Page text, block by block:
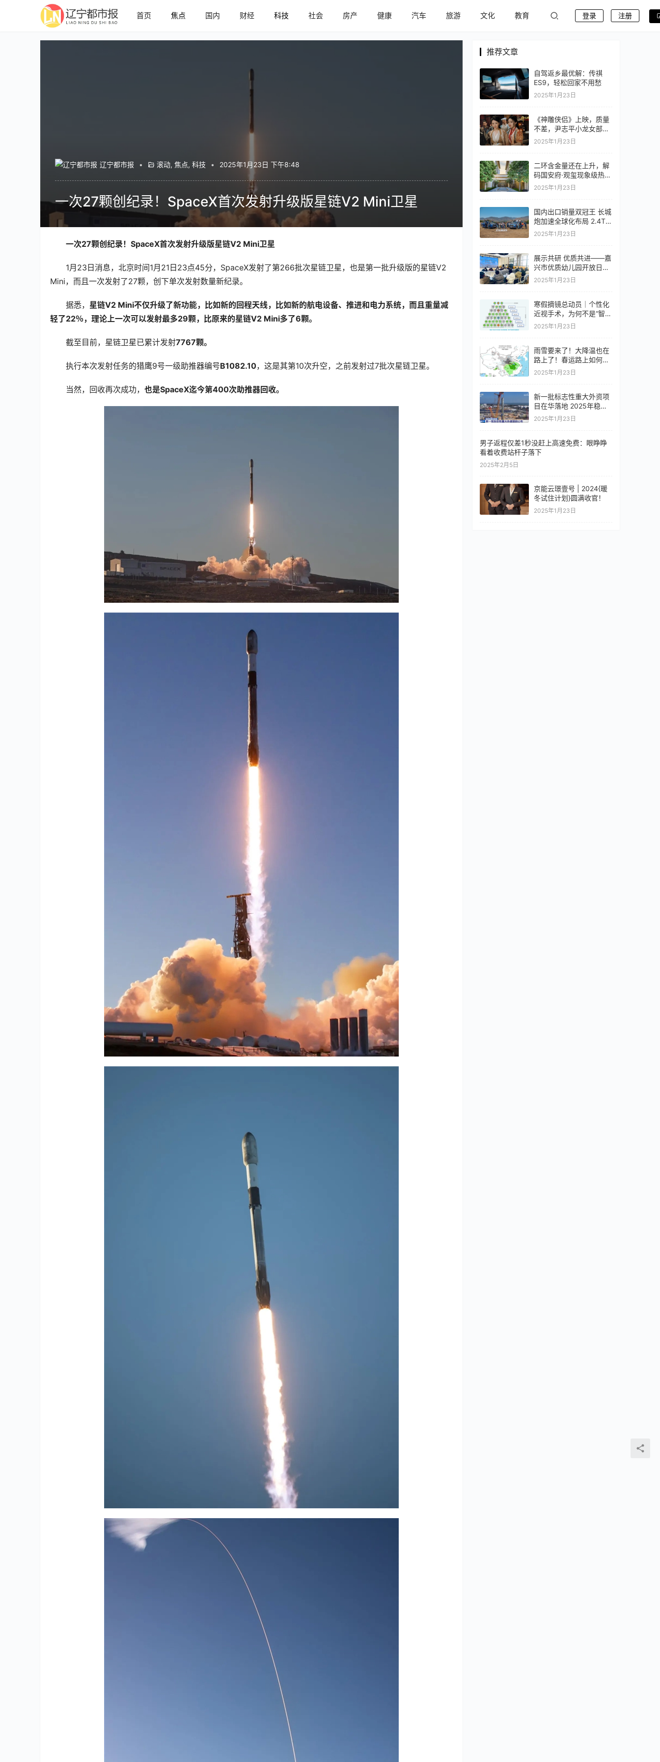
首页 焦点 国内 财经 科技 社会 房产 健康 汽车 旅游 文化 教育 登录 注册
辽宁都市报 • 滚动, 焦点, 科技 • 2025年1月23日 下午8:48
一次27颗创纪录！SpaceX首次发射升级版星链V2 Mini卫星
一次27颗创纪录！SpaceX首次发射升级版星链V2 Mini卫星
1月23日消息，北京时间1月21日23点45分，SpaceX发射了第266批次星链卫星，也是第一批升级版的星链V2
Mini，而且一次发射了27颗，创下单次发射数量新纪录。
据悉， 星链V2 Mini不仅升级了新功能，比如新的回程天线，比如新的航电设备、推进和电力系统，而且重量减
轻了22％，理论上一次可以发射最多29颗，比原来的星链V2 Mini多了6颗。
截至目前，星链卫星已累计发射7767颗。
执行本次发射任务的猎鹰9号一级助推器编号B1082.10，这是其第10次升空，之前发射过7批次星链卫星。
当然，回收再次成功， 也是SpaceX迄今第400次助推器回收。
推荐文章
自驾返乡最优解：传祺
ES9，轻松回家不用愁
2025年1月23日
《神雕侠侣》上映，质量
不差，尹志平小龙女部
分，拍摄干净，不脏
2025年1月23日
二环含金量还在上升，解
码国安府·观玺现象级热销
逻辑
2025年1月23日
国内出口销量双冠王 长城
炮加速全球化布局 2.4T乘
用炮于智利燃擎上市
2025年1月23日
展示共研 优质共进——嘉
兴市优质幼儿园开放日活
动举办
2025年1月23日
寒假摘镜总动员｜个性化
近视手术，为何不是“智商
税”？
2025年1月23日
雨雪要来了！大降温也在
路上了！春运路上如何防
范雨雪天气？
2025年1月23日
新一批标志性重大外资项
目在华落地 2025年稳外
资政策将持续发力
2025年1月23日
男子返程仅差1秒没赶上高速免费：眼睁睁
看着收费站杆子落下
2025年2月5日
京能云璟壹号 | 2024{暖
冬试住计划}圆满收官！
2025年1月23日